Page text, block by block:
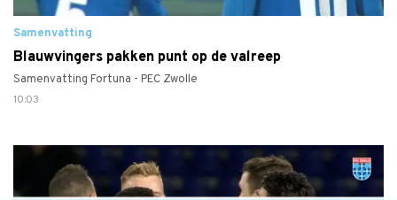
Samenvatting
Blauwvingers pakken punt op de valreep
Samenvatting Fortuna - PEC Zwolle
10:03